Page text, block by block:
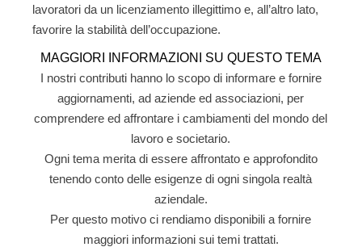
lavoratori da un licenziamento illegittimo e, all’altro lato,
favorire la stabilità dell’occupazione.
MAGGIORI INFORMAZIONI SU QUESTO TEMA
I nostri contributi hanno lo scopo di informare e fornire
aggiornamenti, ad aziende ed associazioni, per
comprendere ed affrontare i cambiamenti del mondo del
lavoro e societario.
Ogni tema merita di essere affrontato e approfondito
tenendo conto delle esigenze di ogni singola realtà
aziendale.
Per questo motivo ci rendiamo disponibili a fornire
maggiori informazioni sui temi trattati.